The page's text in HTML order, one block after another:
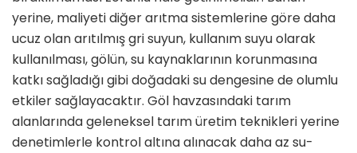
yerine, maliyeti diğer arıtma sistemlerine göre daha
ucuz olan arıtılmış gri suyun, kullanım suyu olarak
kullanılması, gölün, su kaynaklarının korunmasına
katkı sağladığı gibi doğadaki su dengesine de olumlu
etkiler sağlayacaktır. Göl havzasındaki tarım
alanlarında geleneksel tarım üretim teknikleri yerine
denetimlerle kontrol altına alınacak daha az su-